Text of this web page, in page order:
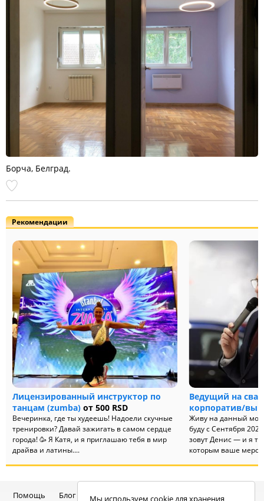
Борча, Белград.
Рекомендации
Лицензированный инструктор по
танцам (zumba)от 500 RSD
Вечеринка, где ты худеешь! Надоели скучные
тренировки? Давай зажигать в самом сердце
города! 🥳 Я Катя, и я приглашаю тебя в мир
драйва и латины....
Ведущий на
корпоратив/
Живу на данный
буду с Сентября
зовут Денис — и я
которым ваше
Помощь Блог Telegram-канал Чат
Мы используем cookie для хранения